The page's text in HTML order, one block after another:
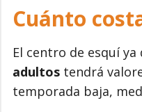
Cuánto
El centro de esquí
adultos tendrá
temporada baja,